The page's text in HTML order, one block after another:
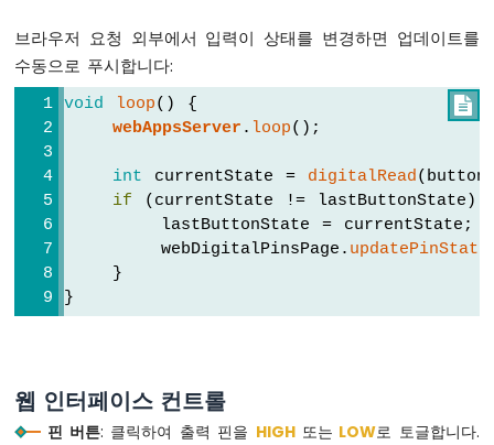
가
변
저
노
-
로
브라우저 요청 외부에서 입력이 상태를 변경하면 업데이트를
수동으로 푸시합니다:

void loop() {
webAppsServer . loop();
int currentState = digitalRead
if (currentState != lastButtonState)
        lastButtonState = currentState;
        webDigitalPinsPage.
updatePinState
    }
}
웹 인터페이스 컨트롤
핀 버튼: 클릭하여 출력 핀을 HIGH 또는 LOW로 토글합니다.